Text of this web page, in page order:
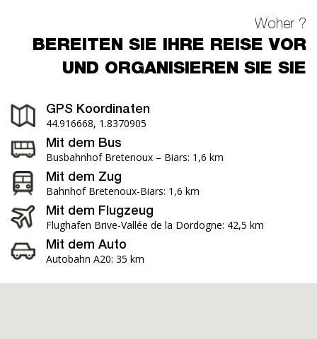
Woher ?
BEREITEN SIE IHRE REISE VOR
UND ORGANISIEREN SIE SIE
GPS Koordinaten
44.916668, 1.8370905
Mit dem Bus
Busbahnhof Bretenoux – Biars: 1,6 km
Mit dem Zug
Bahnhof Bretenoux-Biars: 1,6 km
Mit dem Flugzeug
Flughafen Brive-Vallée de la Dordogne: 42,5 km
Mit dem Auto
Autobahn A20: 35 km